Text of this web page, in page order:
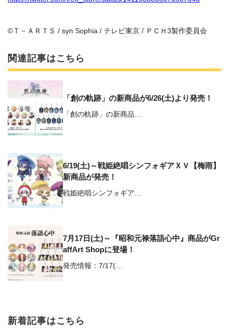
©Ｔ－ＡＲＴＳ / syn Sophia / テレビ東京 / ＰＣＨ3製作委員会
関連記事はこちら
「創の軌跡」の新商品が6/26(土)より発売！
「創の軌跡」の新商品…
6/19(土)～戦姫絶唱シンフォギアＸＶ【梅雨】
新商品が発売！
戦姫絶唱シンフォギア…
7月17日(土)～『昭和元禄落語心中』商品がGr
affArt Shopに登場！
発売情報：7/17(…
新着記事はこちら